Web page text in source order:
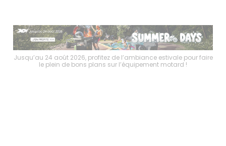
Jusqu’au 24 août 2026, profitez de l’ambiance estivale pour faire
le plein de bons plans sur l’équipement motard !